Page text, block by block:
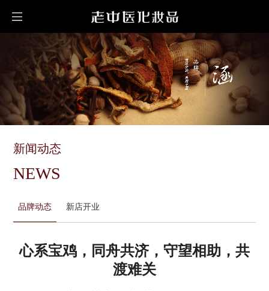
新闻动态
NEWS
品牌动态 新店开业
心系宝鸡，同舟共济，守望相助，共
渡难关